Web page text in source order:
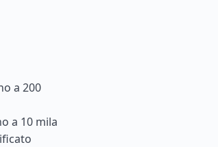
a 200
a 10 mila